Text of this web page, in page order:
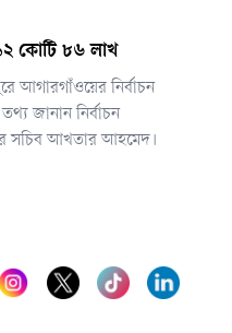
কোটি ৮৬ লাখ
আগারগাঁওয়ের নির্বাচন
জানান নির্বাচন
সচিব আখতার আহমেদ।